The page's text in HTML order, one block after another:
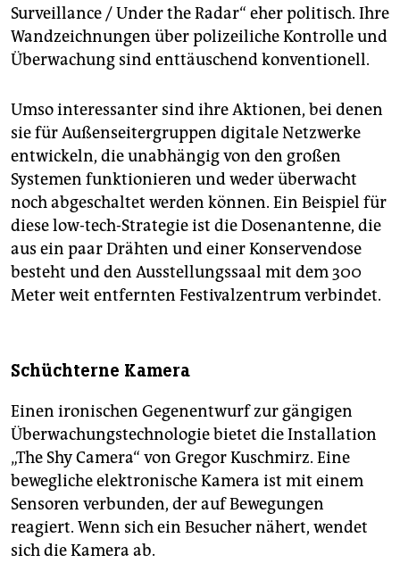
Surveillance / Under the Radar“ eher politisch. Ihre
Wandzeichnungen über polizeiliche Kontrolle und
Überwachung sind enttäuschend konventionell.
Umso interessanter sind ihre Aktionen, bei denen
sie für Außenseitergruppen digitale Netzwerke
entwickeln, die unabhängig von den großen
Systemen funktionieren und weder überwacht
noch abgeschaltet werden können. Ein Beispiel für
diese low-tech-Strategie ist die Dosenantenne, die
aus ein paar Drähten und einer Konservendose
besteht und den Ausstellungssaal mit dem 300
Meter weit entfernten Festivalzentrum verbindet.
Schüchterne Kamera
Einen ironischen Gegenentwurf zur gängigen
Überwachungstechnologie bietet die Installation
„The Shy Camera“ von Gregor Kuschmirz. Eine
bewegliche elektronische Kamera ist mit einem
Sensoren verbunden, der auf Bewegungen
reagiert. Wenn sich ein Besucher nähert, wendet
sich die Kamera ab.